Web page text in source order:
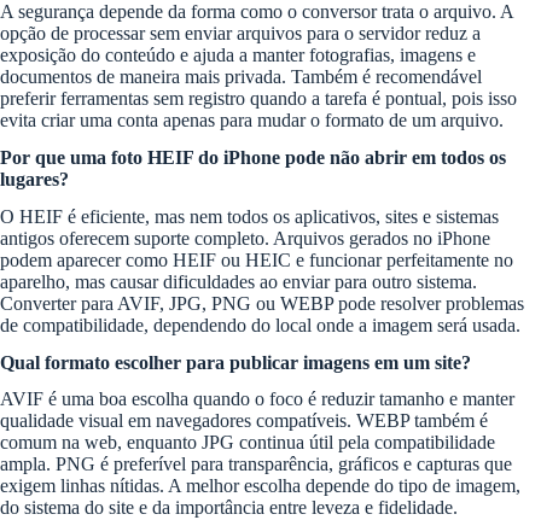
A segurança depende da forma como o conversor trata o arquivo. A
opção de processar sem enviar arquivos para o servidor reduz a
exposição do conteúdo e ajuda a manter fotografias, imagens e
documentos de maneira mais privada. Também é recomendável
preferir ferramentas sem registro quando a tarefa é pontual, pois isso
evita criar uma conta apenas para mudar o formato de um arquivo.
Por que uma foto HEIF do iPhone pode não abrir em todos os
lugares?
O HEIF é eficiente, mas nem todos os aplicativos, sites e sistemas
antigos oferecem suporte completo. Arquivos gerados no iPhone
podem aparecer como HEIF ou HEIC e funcionar perfeitamente no
aparelho, mas causar dificuldades ao enviar para outro sistema.
Converter para AVIF, JPG, PNG ou WEBP pode resolver problemas
de compatibilidade, dependendo do local onde a imagem será usada.
Qual formato escolher para publicar imagens em um site?
AVIF é uma boa escolha quando o foco é reduzir tamanho e manter
qualidade visual em navegadores compatíveis. WEBP também é
comum na web, enquanto JPG continua útil pela compatibilidade
ampla. PNG é preferível para transparência, gráficos e capturas que
exigem linhas nítidas. A melhor escolha depende do tipo de imagem,
do sistema do site e da importância entre leveza e fidelidade.